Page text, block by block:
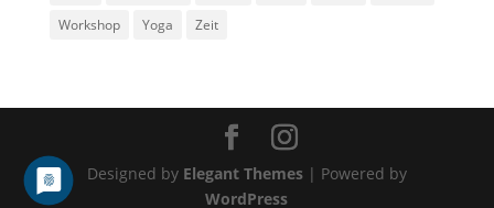
Workshop
Yoga Zeit
Designed by Elegant Themes| Powered by
WordPress